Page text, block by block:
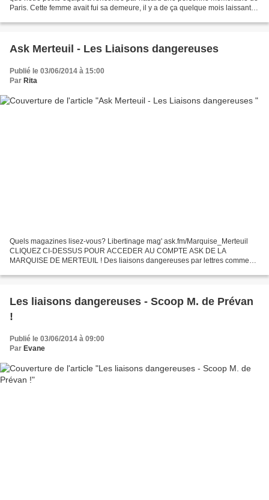
Paris. Cette femme avait fui sa demeure, il y a de ça quelque mois laissant
Ask Merteuil - Les Liaisons dangereuses
Publié le 03/06/2014 à 15:00
Par Rita
Quels magazines lisez-vous? Libertinage mag' ask.fm/Marquise_Merteuil
CLIQUEZ CI-DESSUS POUR ACCEDER AU COMPTE ASK DE LA
MARQUISE DE MERTEUIL ! Des liaisons dangereuses par lettres comme
Les liaisons dangereuses - Scoop M. de Prévan
!
Publié le 03/06/2014 à 09:00
Par Evane